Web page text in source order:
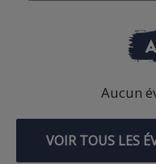
Aucun
VOIR TOUS LES